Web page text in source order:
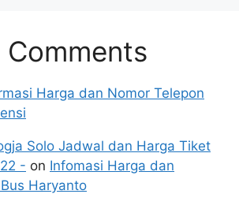
Comments
Harga dan Nomor Telepon
Solo Jadwal dan Harga Tiket
- on Infomasi Harga dan
Haryanto